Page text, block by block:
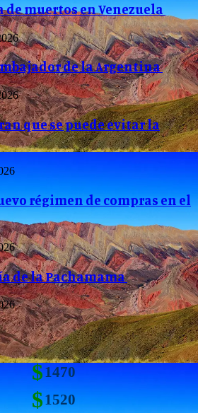
de muertos en Venezuela
de la Argentina
que se puede evitar la
régimen de compras en el
de la Pachamama
$1470
$1520